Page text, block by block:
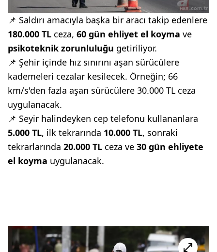
📌 Saldırı amacıyla başka bir aracı takip edenlere
180.000 TL ceza, 60 gün ehliyet el koyma ve
psikoteknik zorunluluğu getiriliyor.
📌 Şehir içinde hız sınırını aşan sürücülere
kademeleri cezalar kesilecek. Örneğin; 66
km/s'den fazla aşan sürücülere 30.000 TL ceza
uygulanacak.
📌 Seyir halindeyken cep telefonu kullananlara
5.000 TL, ilk tekrarında 10.000 TL, sonraki
tekrarlarında 20.000 TL ceza ve 30 gün ehliyete
el koyma uygulanacak.